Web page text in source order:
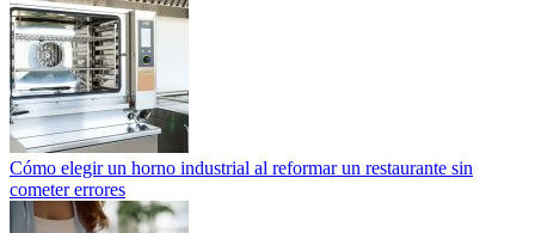
Cómo elegir un horno industrial al reformar un restaurante sin
cometer errores